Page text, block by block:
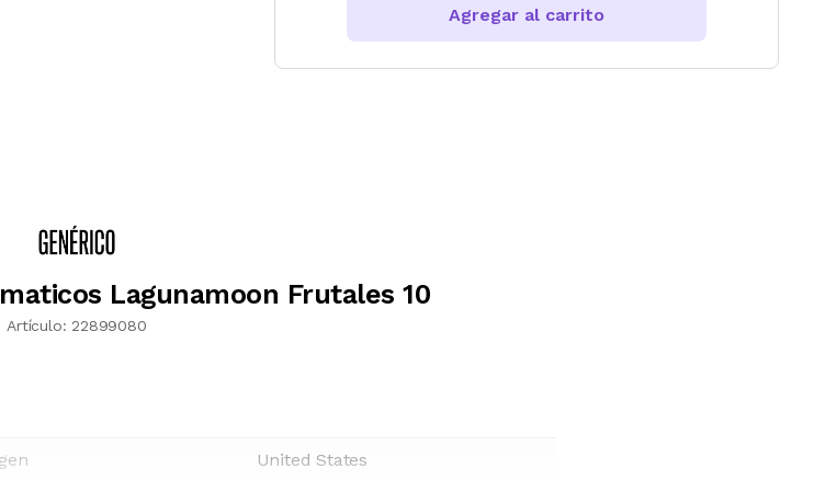
Agregar al carrito
Lagunamoon Frutales 10
Artículo: 22899080
United States